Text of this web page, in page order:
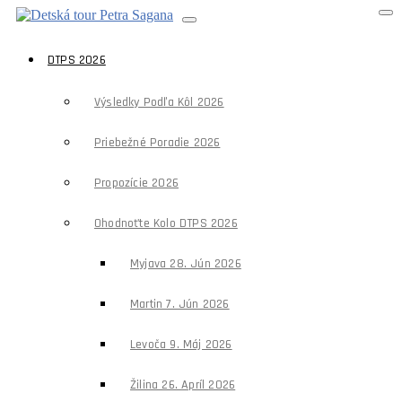
DTPS 2026
Výsledky Podľa Kôl 2026
Priebežné Poradie 2026
Propozície 2026
Ohodnoťte Kolo DTPS 2026
Myjava 28. Jún 2026
Martin 7. Jún 2026
Levoča 9. Máj 2026
Žilina 26. Apríl 2026